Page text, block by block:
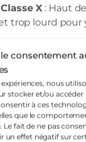
consentement
nous
stocker et/ou
à ces
que le
Le fait de ne pas
un effet négatif sur
X : Haut
trop lourd pour
/ Renault
au L200,